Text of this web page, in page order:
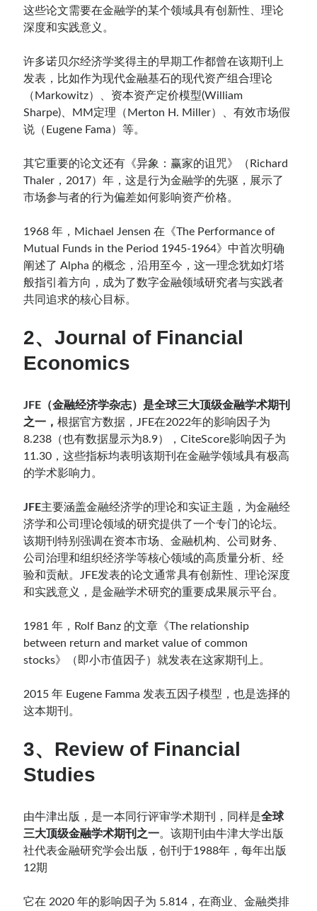
这些论文需要在金融学的某个领域具有创新性、理论
深度和实践意义。
许多诺贝尔经济学奖得主的早期工作都曾在该期刊上
发表，比如作为现代金融基石的现代资产组合理论
（Markowitz）、资本资产定价模型(William
Sharpe)、MM定理（Merton H. Miller）、有效市场假
说（Eugene Fama）等。
其它重要的论文还有《异象：赢家的诅咒》（Richard
Thaler，2017）年，这是行为金融学的先驱，展示了
市场参与者的行为偏差如何影响资产价格。
1968 年，Michael Jensen 在《The Performance of
Mutual Funds in the Period 1945-1964》中首次明确
阐述了 Alpha 的概念，沿用至今，这一理念犹如灯塔
般指引着方向，成为了数字金融领域研究者与实践者
共同追求的核心目标。
2、Journal of Financial
Economics
JFE（金融经济学杂志）是全球三大顶级金融学术期刊
之一，根据官方数据，JFE在2022年的影响因子为
8.238（也有数据显示为8.9），CiteScore影响因子为
11.30，这些指标均表明该期刊在金融学领域具有极高
的学术影响力。
JFE主要涵盖金融经济学的理论和实证主题，为金融经
济学和公司理论领域的研究提供了一个专门的论坛。
该期刊特别强调在资本市场、金融机构、公司财务、
公司治理和组织经济学等核心领域的高质量分析、经
验和贡献。JFE发表的论文通常具有创新性、理论深度
和实践意义，是金融学术研究的重要成果展示平台。
1981 年，Rolf Banz 的文章《The relationship
between return and market value of common
stocks》（即小市值因子）就发表在这家期刊上。
2015 年 Eugene Famma 发表五因子模型，也是选择的
这本期刊。
3、Review of Financial
Studies
由牛津出版，是一本同行评审学术期刊，同样是全球
三大顶级金融学术期刊之一。该期刊由牛津大学出版
社代表金融研究学会出版，创刊于1988年，每年出版
12期
它在 2020 年的影响因子为 5.814，在商业、金融类排